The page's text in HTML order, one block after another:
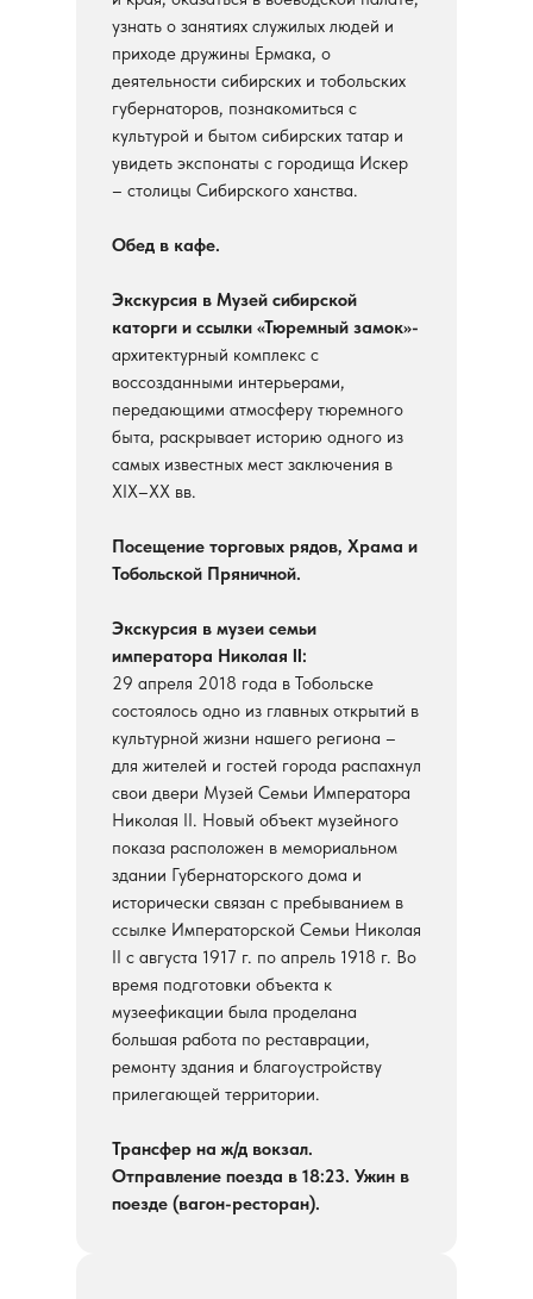
узнать о занятиях служилых людей и
приходе дружины Ермака, о
деятельности сибирских и тобольских
губернаторов, познакомиться с
культурой и бытом сибирских татар и
увидеть экспонаты с городища Искер
– столицы Сибирского ханства.
Обед в кафе.
Экскурсия в Музей сибирской
каторги и ссылки «Тюремный замок»-
архитектурный комплекс с
воссозданными интерьерами,
передающими атмосферу тюремного
быта, раскрывает историю одного из
самых известных мест заключения в
XIX–XX вв.
Посещение торговых рядов, Храма и
Тобольской Пряничной.
Экскурсия в музеи семьи
императора Николая II:
29 апреля 2018 года в Тобольске
состоялось одно из главных открытий в
культурной жизни нашего региона –
для жителей и гостей города распахнул
свои двери Музей Семьи Императора
Николая II. Новый объект музейного
показа расположен в мемориальном
здании Губернаторского дома и
исторически связан с пребыванием в
ссылке Императорской Семьи Николая
II с августа 1917 г. по апрель 1918 г. Во
время подготовки объекта к
музеефикации была проделана
большая работа по реставрации,
ремонту здания и благоустройству
прилегающей территории.
Трансфер на ж/д вокзал.
Отправление поезда в 18:23. Ужин в
поезде (вагон-ресторан).